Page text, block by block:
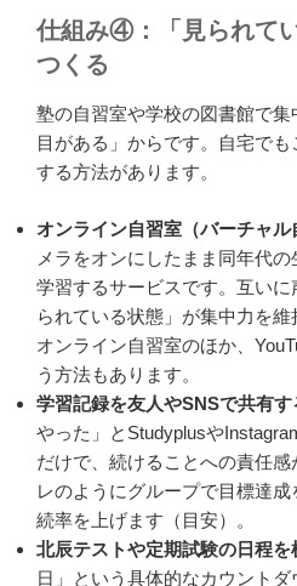
仕組み④：「見られて
つくる
塾の自習室や学校の図書館で
目がある」からです。自宅で
する方法があります。
オンライン自習室（バーチャ
メラをオンにしたまま同年代
学習するサービスです。互い
られている状態」が集中力を
オンライン自習室のほか、
う方法もあります。
学習記録を友人やSNSで共有す
やった」とStudyplusや
だけで、続けることへの責任
レのようにグループで目標達
続率を上げます（目安）。
北辰テストや定期試験の日程を
日」という具体的なカウント